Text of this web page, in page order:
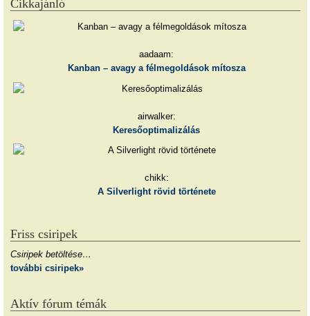
Cikkajánló
aadaam:
Kanban – avagy a félmegoldások mítosza
airwalker:
Keresőoptimalizálás
chikk:
A Silverlight rövid története
Friss csiripek
Csiripek betöltése…
további csiripek»
Aktív fórum témák